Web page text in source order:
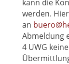
kann die
werden.
an
Abmeldung
4 UWG